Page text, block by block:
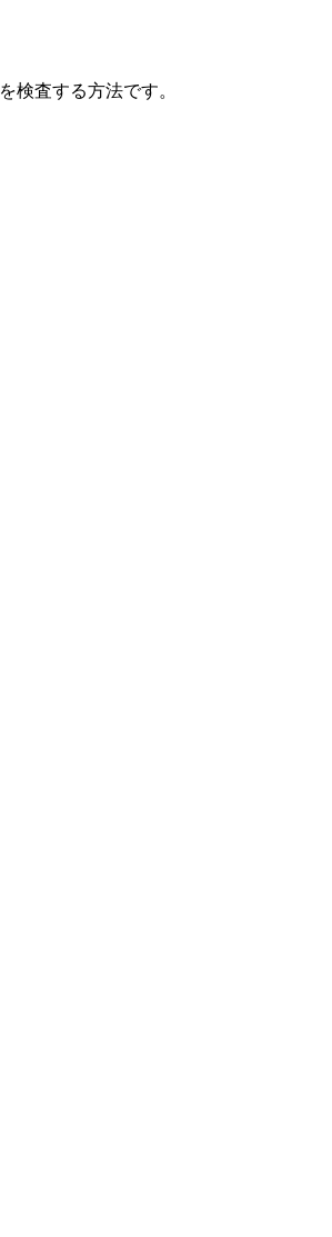
検査する方法です。